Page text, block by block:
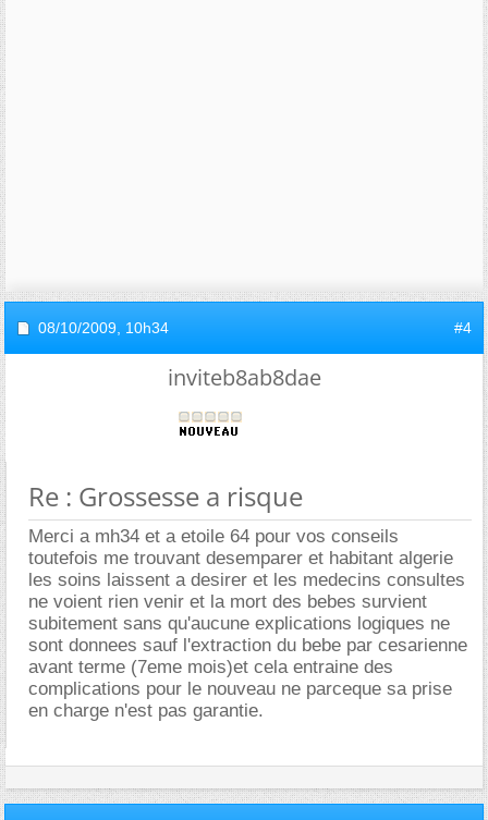
08/10/2009, 10h34 #4
inviteb8ab8dae
Re : Grossesse a risque
Merci a mh34 et a etoile 64 pour vos conseils
toutefois me trouvant desemparer et habitant algerie
les soins laissent a desirer et les medecins consultes
ne voient rien venir et la mort des bebes survient
subitement sans qu'aucune explications logiques ne
sont donnees sauf l'extraction du bebe par cesarienne
avant terme (7eme mois)et cela entraine des
complications pour le nouveau ne parceque sa prise
en charge n'est pas garantie.